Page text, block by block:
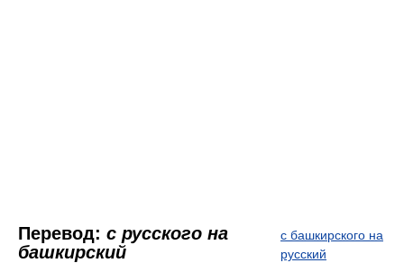
Перевод: с русского на
башкирский
с башкирского на
русский